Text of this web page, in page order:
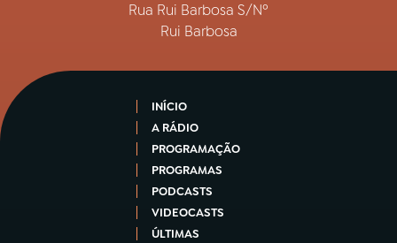
Rua Rui Barbosa S/Nº
Rui Barbosa
INÍCIO
A RÁDIO
PROGRAMAÇÃO
PROGRAMAS
PODCASTS
VIDEOCASTS
ÚLTIMAS